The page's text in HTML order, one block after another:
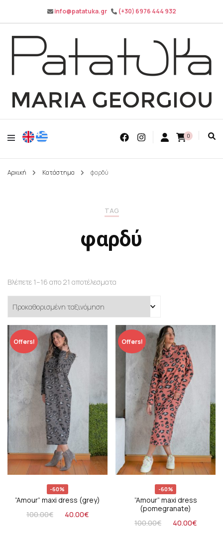
info@patatuka.gr (+30) 6976 444 932
Patatuka
Maria Georgiou
0
Αρχική Κατάστημα φαρδύ
TAG
φαρδύ
Βλέπετε 1–16 απο 21 αποτέλεσματα
Offers!
-60%
”Amour” maxi dress (grey)
100.00€ 40.00€
Offers!
-60%
”Amour” maxi dress
(pomegranate)
100.00€ 40.00€